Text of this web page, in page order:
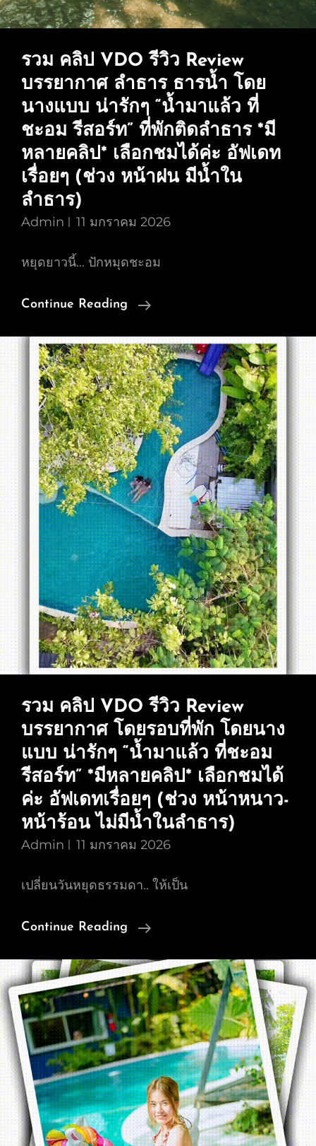
รวม คลิป VDO รีวิว Review
บรรยากาศ ลำธาร ธารน้ำ โดย
นางแบบ น่ารักๆ “น้ำมาแล้ว ที่
ชะอม รีสอร์ท” ที่พักติดลำธาร *มี
หลายคลิป* เลือกชมได้ค่ะ อัฟเดท
เรื่อยๆ (ช่วง หน้าฝน มีน้ำใน
ลำธาร)
Admin 11 มกราคม 2026
หยุดยาวนี้… ปักหมุดชะอม
Continue Reading
รวม
VDO
รีวิว
Review
บรรยากาศ
ลำธาร
ธาร
น้ำ
โดย
นาง
แบบ
น่า
รักๆ
“น้ำ
มา
แล้ว
ที่
รีสอร์ท”
ที่พัก
ติด
ลำธาร
*มี
หลาย
ชม
เดท
เรื่อยๆ
(ช่วง
หน้า
ฝน
มี
น้ำ
ใน
ลำธาร)
รวม คลิป VDO รีวิว Review
บรรยากาศ โดยรอบที่พัก โดยนาง
แบบ น่ารักๆ “น้ำมาแล้ว ที่ชะอม
รีสอร์ท” *มีหลายคลิป* เลือกชมได้
ค่ะ อัฟเดทเรื่อยๆ (ช่วง หน้าหนาว-
หน้าร้อน ไม่มีน้ำในลำธาร)
Admin 11 มกราคม 2026
เปลี่ยนวันหยุดธรรมดา.. ให้เป็น
Continue Reading
รวม
VDO
รีวิว
Review
บรรยากาศ
โดย
รอบ
ที่พัก
โดย
นาง